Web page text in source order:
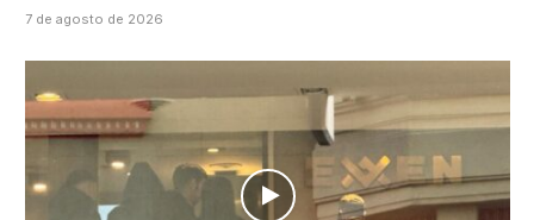
7 de agosto de 2026